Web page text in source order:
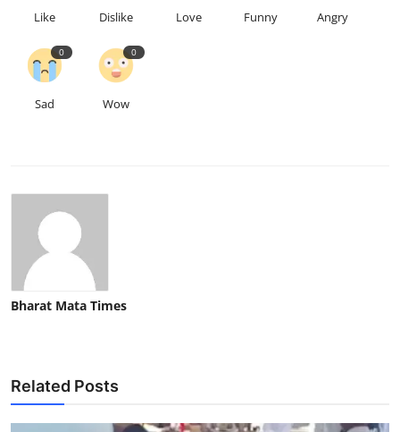
Like Dislike Love Funny Angry
0
Sad
0
Wow
Bharat Mata Times
Related Posts